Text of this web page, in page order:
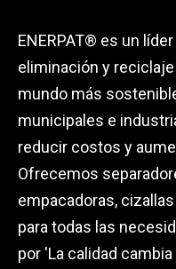
ENERPAT® es un
eliminación y
mundo más
municipales e
reducir costos y
Ofrecemos
empacadoras,
para todas las
por 'La calidad